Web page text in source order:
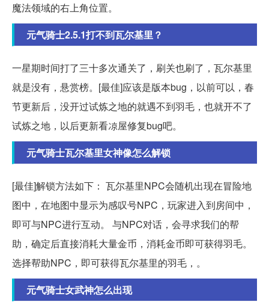
魔法领域的右上角位置。
元气骑士2.5.1打不到瓦尔基里？
一星期时间打了三十多次通关了，刷关也刷了，瓦尔基里
就是没有，悬赏榜。[最佳]应该是版本bug，以前可以，春
节更新后，没开过试炼之地的就遇不到羽毛，也就开不了
试炼之地，以后更新看凉屋修复bug吧。
元气骑士瓦尔基里女神像怎么解锁
[最佳]解锁方法如下： 瓦尔基里NPC会随机出现在冒险地
图中，在地图中显示为感叹号NPC，玩家进入到房间中，
即可与NPC进行互动。 与NPC对话，会寻求我们的帮
助，确定后直接消耗大量金币，消耗金币即可获得羽毛。
选择帮助NPC，即可获得瓦尔基里的羽毛，。
元气骑士女武神怎么出现